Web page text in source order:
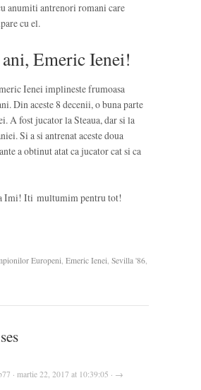
anumiti antrenori romani care
cu el.
Emeric Ienei!
Ienei implineste frumoasa
Din aceste 8 decenii, o buna parte
A fost jucator la Steaua, dar si la
Si a si antrenat aceste doua
a obtinut atat ca jucator cat si ca
Imi! Iti multumim pentru tot!
Europeni Emeric Ienei Sevilla '86
· martie 22, 2017 at 10:39:05 · →